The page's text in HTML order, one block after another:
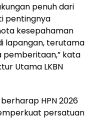
penuh dari
pentingnya
kesepahaman
lapangan, terutama
pemberitaan,” kata
Utama LKBN
HPN 2026
persatuan